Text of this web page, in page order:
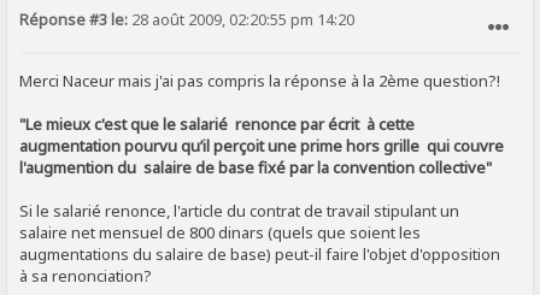
Réponse #3 le: 28 août 2009, 02:20:55 pm 14:20
Merci Naceur mais j'ai pas compris la réponse à la 2ème question?!
"Le mieux c'est que le salarié renonce par écrit à cette
augmentation pourvu qu’il perçoit une prime hors grille qui couvre
l'augmention du salaire de base fixé par la convention collective"
Si le salarié renonce, l'article du contrat de travail stipulant un
salaire net mensuel de 800 dinars (quels que soient les
augmentations du salaire de base) peut-il faire l'objet d'opposition
à sa renonciation?